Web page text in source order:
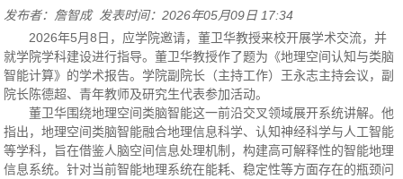
发布者：詹智成 发表时间：2026年05月09日 17:34
2026年5月8日，应学院邀请，董卫华教授来校开展学术交流，并
就学院学科建设进行指导。董卫华教授作了题为《地理空间认知与类脑
智能计算》的学术报告。学院副院长（主持工作）王永志主持会议，副
院长陈德超、青年教师及研究生代表参加活动。
董卫华围绕地理空间类脑智能这一前沿交叉领域展开系统讲解。他
指出，地理空间类脑智能融合地理信息科学、认知神经科学与人工智能
等学科，旨在借鉴人脑空间信息处理机制，构建高可解释性的智能地理
信息系统。针对当前智能地理系统在能耗、稳定性等方面存在的瓶颈问